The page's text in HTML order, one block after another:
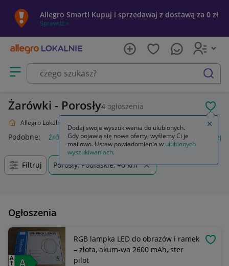
Allegro Smart! Kupuj i sprzedawaj z dostawą za 0 zł
Sprawdź »
Otwórz menu z kategoriami
szukaj
Żarówki - Porosły4 ogłoszenia
Allegro Lokalnie
Podobne: źródła światła reflektor ogrodowy led solarny
Filtruj Porosły, Podlaskie, +0 km
Ogłoszenia
RGB lampka LED do obrazów i ramek
– złota, akum-wa 2600 mAh, ster
pilot
Dodaj swoje wyszukiwania do ulubionych.
Gdy pojawią się nowe oferty, wyślemy Ci je
mailowo. Ustaw powiadomienia w ulubionych
wyszukiwaniach.